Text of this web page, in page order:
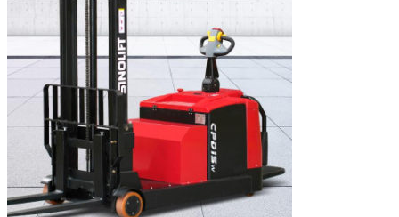
Taille des roues
mm
Taille des roues
mm
Taille des roues
motrices
mm
Nombre de roues,
avant/arrière
(x=roues motrices)
Vitesse de
conduite (pleine
charge/sans
charge)
Vitesse de levage
(pleine
mm/s